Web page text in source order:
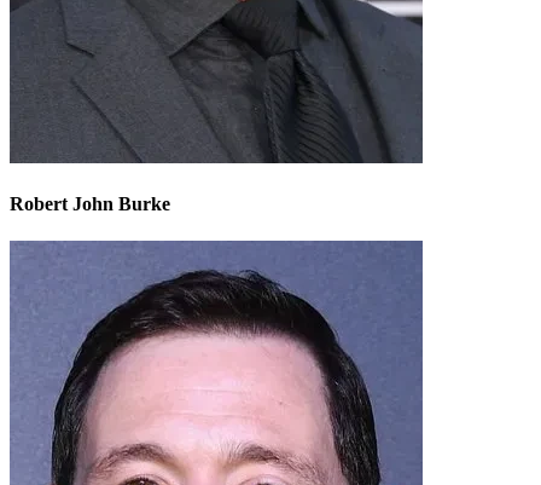
Robert John Burke